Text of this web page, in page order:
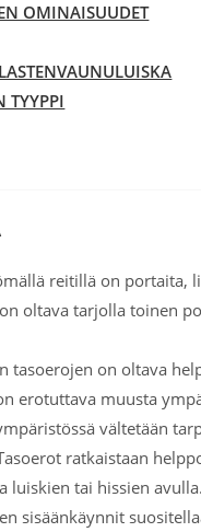
OMINAISUUDET
TYYPPI
reitillä on portaita,
oltava tarjolla toinen
tasoerojen on oltava
erotuttava muusta
vältetään
ratkaistaan
luiskien tai hissien
sisäänkäynnit